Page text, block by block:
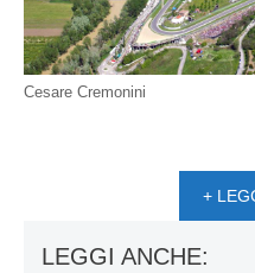
Cesare Cremonini
+
LEGGI ANCHE: